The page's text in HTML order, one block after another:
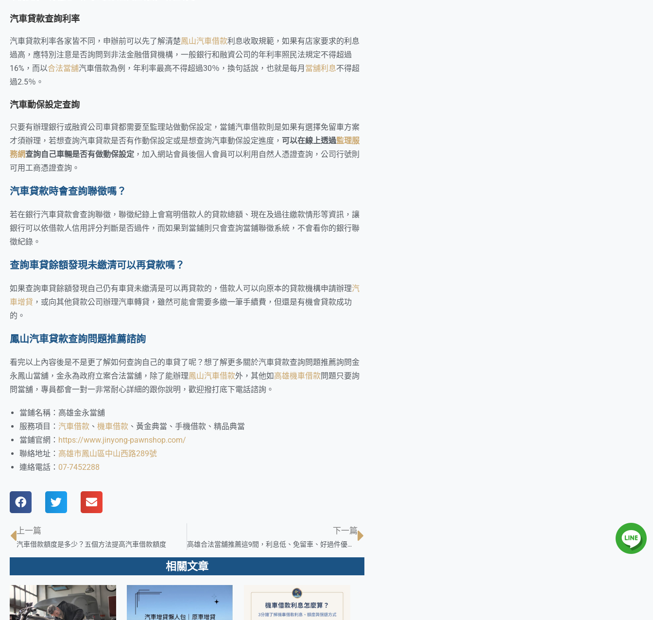
汽車貸款查詢利率
汽車貸款利率各家皆不同，申辦前可以先了解清楚鳳山汽車借款利息收取規範，如果有店家要求的利息
過高，應特別注意是否詢問到非法金融借貸機構，一般銀行和融資公司的年利率照民法規定不得超過
16%，而以合法當舖汽車借款為例，年利率最高不得超過30％，換句話說，也就是每月 當舖利息不得超
過2.5％。
汽車動保設定查詢
只要有辦理銀行或融資公司車貸都需要至監理站做動保設定，當鋪汽車借款則是如果有選擇免留車方案
才須辦理，若想查詢汽車貸款是否有作動保設定或是想查詢汽車動保設定進度， 可以在線上透過監理服
務網查詢自己車輛是否有做動保設定 ，加入網站會員後個人會員可以利用自然人憑證查詢，公司行號則
可用工商憑證查詢。
汽車貸款時會查詢聯徵嗎？
若在銀行汽車貸款會查詢聯徵，聯徵紀錄上會寫明借款人的貸款總額、現在及過往繳款情形等資訊，讓
銀行可以依借款人信用評分判斷是否過件，而如果到當鋪則只會查詢當鋪聯徵系統，不會看你的銀行聯
徵紀錄。
查詢車貸餘額發現未繳清可以再貸款嗎？
如果查詢車貸餘額發現自己仍有車貸未繳清是可以再貸款的，借款人可以向原本的貸款機構申請辦理汽
車增貸 ，或向其他貸款公司辦理汽車轉貸，雖然可能會需要多繳一筆手續費，但還是有機會貸款成功
的。
鳳山汽車貸款查詢問題推薦諮詢
看完以上內容後是不是更了解如何查詢自己的車貸了呢？想了解更多關於汽車貸款查詢問題推薦詢問金
永鳳山當舖，金永為政府立案合法當舖，除了能辦理鳳山汽車借款外，其他如高雄機車借款問題只要詢
問當舖，專員都會一對一非常耐心詳細的跟你說明，歡迎撥打底下電話諮詢。
當鋪名稱：高雄金永當舖
服務項目： 汽車借款 、 機車借款 、黃金典當、手機借款、精品典當
當鋪官網： https://www.jinyong-pawnshop.com/
聯絡地址： 高雄市鳳山區中山西路289號
連絡電話： 07-7452288
上一篇
汽車借款額度是多少？五個方法提高汽車借款額度
下一篇
高雄合法當舖推薦這9間，利息低、免留車、好過件優質當鋪
相關文章